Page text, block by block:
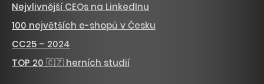
Nejvlivnější CEOs na LinkedInu
100 největších e-shopů v Česku
CC25 – 2024
TOP 20 🇨🇿 herních studií